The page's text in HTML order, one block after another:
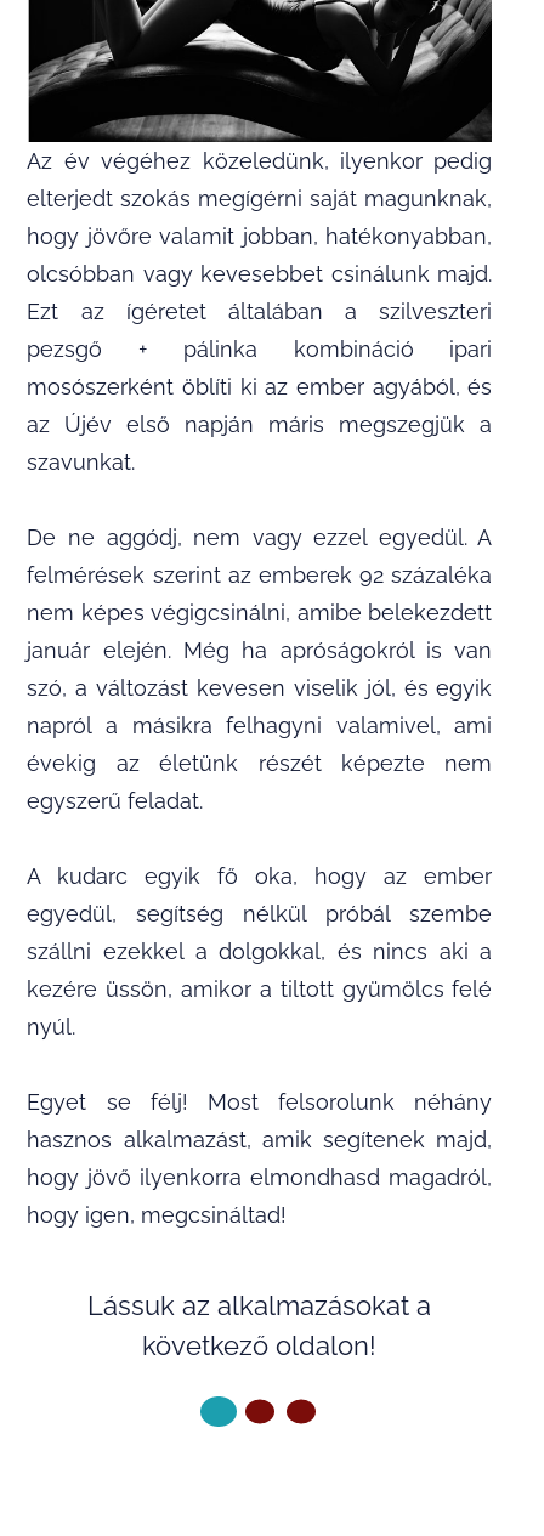
Az év végéhez közeledünk, ilyenkor pedig
elterjedt szokás megígérni saját magunknak,
hogy jövőre valamit jobban, hatékonyabban,
olcsóbban vagy kevesebbet csinálunk majd.
Ezt az ígéretet általában a szilveszteri
pezsgő + pálinka kombináció ipari
mosószerként öblíti ki az ember agyából, és
az Újév első napján máris megszegjük a
szavunkat.
De ne aggódj, nem vagy ezzel egyedül. A
felmérések szerint az emberek 92 százaléka
nem képes végigcsinálni, amibe belekezdett
január elején. Még ha apróságokról is van
szó, a változást kevesen viselik jól, és egyik
napról a másikra felhagyni valamivel, ami
évekig az életünk részét képezte nem
egyszerű feladat.
A kudarc egyik fő oka, hogy az ember
egyedül, segítség nélkül próbál szembe
szállni ezekkel a dolgokkal, és nincs aki a
kezére üssön, amikor a tiltott gyümölcs felé
nyúl.
Egyet se félj! Most felsorolunk néhány
hasznos alkalmazást, amik segítenek majd,
hogy jövő ilyenkorra elmondhasd magadról,
hogy igen, megcsináltad!
Lássuk az alkalmazásokat a
következő oldalon!